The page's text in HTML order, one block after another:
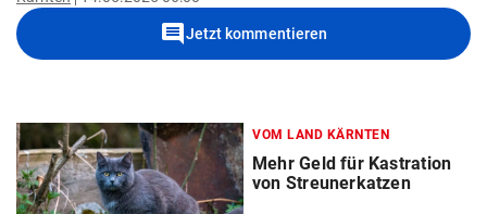
commentJetzt kommentieren
VOM LAND KÄRNTEN
Mehr Geld für Kastration
von Streunerkatzen